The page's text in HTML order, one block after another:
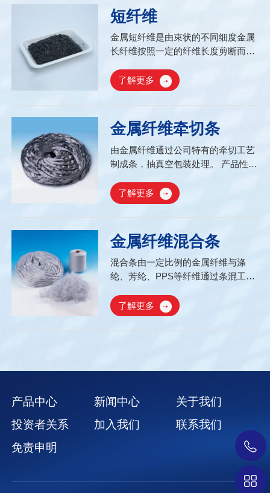
混纺纱、智能服饰用混纺纱、触屏手
套用腈纶导电纱等。...
短纤维
金属短纤维是由束状的不同细度金属
长纤维按照一定的纤维长度剪断而制
的分散性。产品广泛应用于油漆涂
料、塑胶等行业...
了解更多
金属纤维牵切条
由金属纤维通过公司特有的牵切工艺
制成条，抽真空包装处理。 产品性能
38mm-110mm，牵切条米克重可以
控制2g/m-10g/m，具有非常好的蓬松
度和可提性...
了解更多
金属纤维混合条
混合条由一定比例的金属纤维与涤
纶、芳纶、PPS等纤维通过条混工艺
的混合条原料做成的无纺布即可以保
持永久性防静电效果;米克重均匀，分
散性好...
了解更多
产品中心 新闻中心
关于我们
投资者关系
加入我们
联系我们
免责申明